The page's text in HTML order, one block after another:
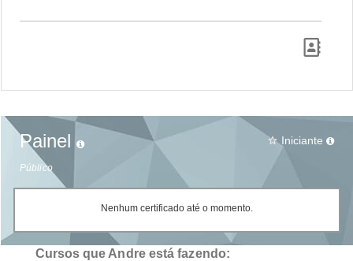
Painel
Público
star_border Iniciante
Nenhum certificado até o momento.
Cursos que Andre está fazendo: